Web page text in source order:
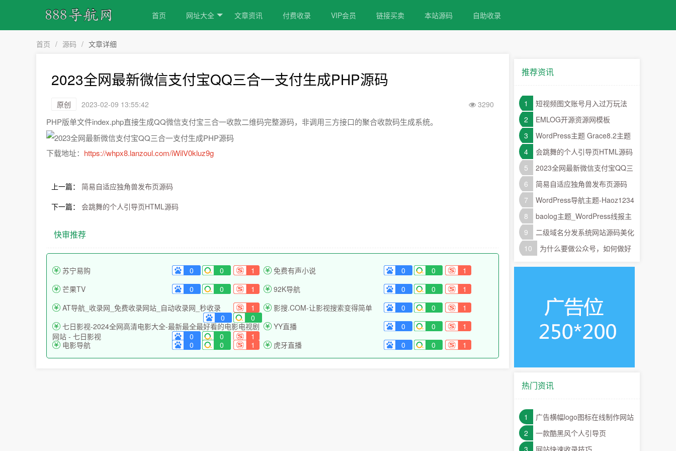
首页 网址大全 文章资讯 付费收录 VIP会员 链接买卖 本站源码 自助收录
首页 / 源码 / 文章详细
2023全网最新微信支付宝QQ三合一支付生成PHP源码
原创 2023-02-09 13:55:42 3290
PHP版单文件index.php直接生成QQ微信支付宝三合一收款二维码完整源码，非调用三方接口的聚合收款码生成系统。
下载地址： https://whpx8.lanzoul.com/iWilV0kluz9g
上一篇： 简易自适应独角兽发布页源码
下一篇： 会跳舞的个人引导页HTML源码
快审推荐
苏宁易购 1
0
0 免费有声小说 1
0
0
芒果TV
1
0
0 92K导航 1
0
0
AT导航_收录网_免费收录网站_自动收录网_秒收录
1
0
0
影搜.COM-让影视搜索变得简单 1
0
0
七日影视-2024全网高清电影大全-最新最全最好看的电影电视剧
网站 - 七日影视
1
0
0
YY直播 1
0
0
电影导航
1
0
0 虎牙直播 1
0
0
推荐资讯
1
短视频图文账号月入过万玩法
2
EMLOG开源资源网模板
3
WordPress主题 Grace8.2主题
破解学习版 去授权去后门
4
会跳舞的个人引导页HTML源码
5
2023全网最新微信支付宝QQ三
合一支付生成PHP源码
6
简易自适应独角兽发布页源码
7
WordPress导航主题-Haoz1234
导航主题
8
baolog主题_WordPress线报主
题模板
9
二级域名分发系统网站源码美化
版10
为什么要做公众号，如何做好
热门资讯
1
广告横幅logo图标在线制作网站
源码
2
一款酷黑风个人引导页
3
网站快速收录技巧